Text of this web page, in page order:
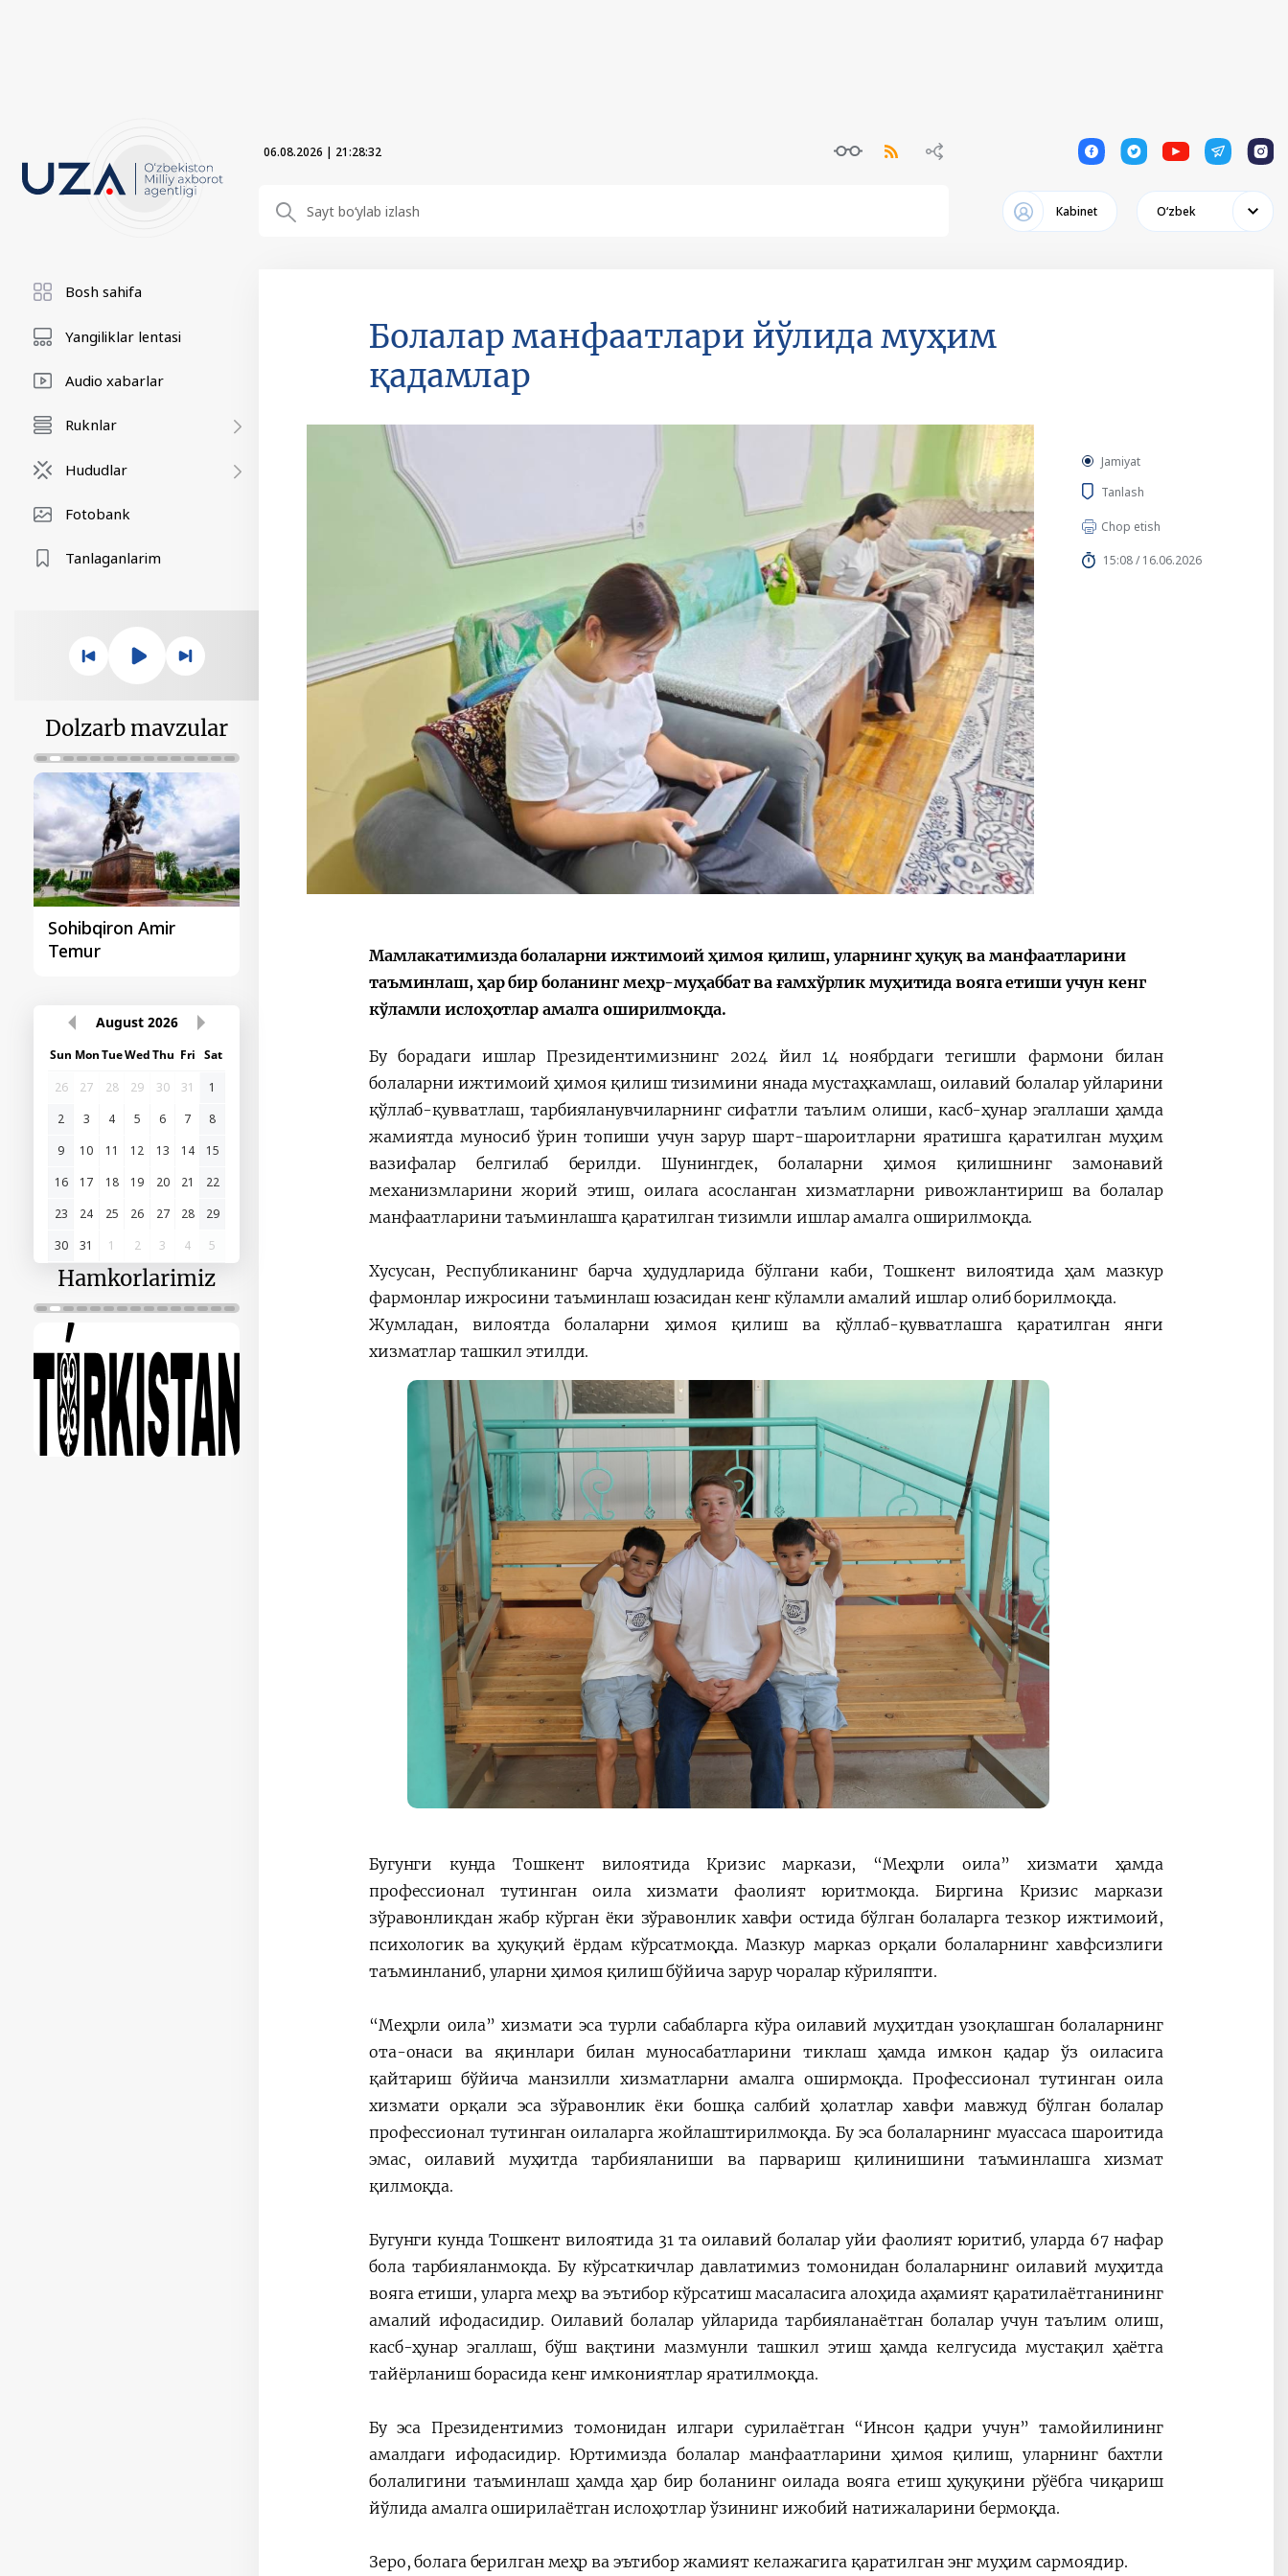
06.08.2026 | 21:28:33 1 1 1 1 1
Кabinet Oʻzbek
Bosh sahifa
Yangiliklar lentasi
Audio xabarlar
Ruknlar
Hududlar
Fotobank
Tanlaganlarim
Dolzarb mavzular
Sohibqiron Amir
Temur
Paragvay hamkorligi
Yaponiya hamkorligi
Pokiston hamkorligi
August 2026
Sun MonTueWedThu Fri Sat
26
27 28 29 30 31
1
2
3 4 5 6 7
8
9
10 11 12 13 14
15
16
17 18 19 20 21
22
23
24 25 26 27 28
29
30
31 1 2 3 4 5
Hamkorlarimiz
Болалар манфаатлари йўлида муҳим
қадамлар
Jamiyat
Tanlash
Chop etish
15:08 / 16.06.2026
Мамлакатимизда болаларни ижтимоий ҳимоя қилиш, уларнинг ҳуқуқ ва манфаатларини
таъминлаш, ҳар бир боланинг меҳр-муҳаббат ва ғамхўрлик муҳитида вояга етиши учун кенг
кўламли ислоҳотлар амалга оширилмоқда.
Бу борадаги ишлар Президентимизнинг 2024 йил 14 ноябрдаги тегишли фармони билан
болаларни ижтимоий ҳимоя қилиш тизимини янада мустаҳкамлаш, оилавий болалар уйларини
қўллаб-қувватлаш, тарбияланувчиларнинг сифатли таълим олиши, касб-ҳунар эгаллаши ҳамда
жамиятда муносиб ўрин топиши учун зарур шарт-шароитларни яратишга қаратилган муҳим
вазифалар белгилаб берилди. Шунингдек, болаларни ҳимоя қилишнинг замонавий
механизмларини жорий этиш, оилага асосланган хизматларни ривожлантириш ва болалар
манфаатларини таъминлашга қаратилган тизимли ишлар амалга оширилмоқда.
Хусусан, Республиканинг барча ҳудудларида бўлгани каби, Тошкент вилоятида ҳам мазкур
фармонлар ижросини таъминлаш юзасидан кенг кўламли амалий ишлар олиб борилмоқда.
Жумладан, вилоятда болаларни ҳимоя қилиш ва қўллаб-қувватлашга қаратилган янги
хизматлар ташкил этилди.
Бугунги кунда Тошкент вилоятида Кризис маркази, “Меҳрли оила” хизмати ҳамда
профессионал тутинган оила хизмати фаолият юритмоқда. Биргина Кризис маркази
зўравонликдан жабр кўрган ёки зўравонлик хавфи остида бўлган болаларга тезкор ижтимоий,
психологик ва ҳуқуқий ёрдам кўрсатмоқда. Мазкур марказ орқали болаларнинг хавфсизлиги
таъминланиб, уларни ҳимоя қилиш бўйича зарур чоралар кўриляпти.
“Меҳрли оила” хизмати эса турли сабабларга кўра оилавий муҳитдан узоқлашган болаларнинг
ота-онаси ва яқинлари билан муносабатларини тиклаш ҳамда имкон қадар ўз оиласига
қайтариш бўйича манзилли хизматларни амалга оширмоқда. Профессионал тутинган оила
хизмати орқали эса зўравонлик ёки бошқа салбий ҳолатлар хавфи мавжуд бўлган болалар
профессионал тутинган оилаларга жойлаштирилмоқда. Бу эса болаларнинг муассаса шароитида
эмас, оилавий муҳитда тарбияланиши ва парвариш қилинишини таъминлашга хизмат
қилмоқда.
Бугунги кунда Тошкент вилоятида 31 та оилавий болалар уйи фаолият юритиб, уларда 67 нафар
бола тарбияланмоқда. Бу кўрсаткичлар давлатимиз томонидан болаларнинг оилавий муҳитда
вояга етиши, уларга меҳр ва эътибор кўрсатиш масаласига алоҳида аҳамият қаратилаётганининг
амалий ифодасидир. Оилавий болалар уйларида тарбияланаётган болалар учун таълим олиш,
касб-ҳунар эгаллаш, бўш вақтини мазмунли ташкил этиш ҳамда келгусида мустақил ҳаётга
тайёрланиш борасида кенг имкониятлар яратилмоқда.
Бу эса Президентимиз томонидан илгари сурилаётган “Инсон қадри учун” тамойилининг
амалдаги ифодасидир. Юртимизда болалар манфаатларини ҳимоя қилиш, уларнинг бахтли
болалигини таъминлаш ҳамда ҳар бир боланинг оилада вояга етиш ҳуқуқини рўёбга чиқариш
йўлида амалга оширилаётган ислоҳотлар ўзининг ижобий натижаларини бермоқда.
Зеро, болага берилган меҳр ва эътибор жамият келажагига қаратилган энг муҳим сармоядир.